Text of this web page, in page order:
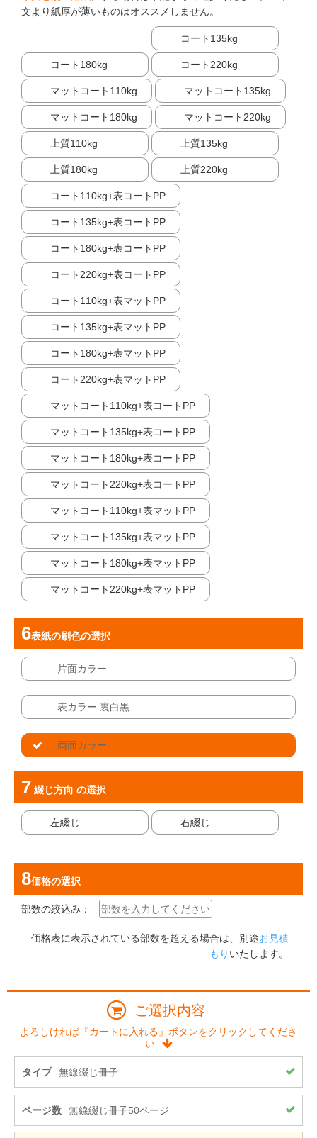
文より紙厚が薄いものはオススメしません。
コート135kg
コート180kg コート220kg
マットコート110kg マットコート135kg
マットコート180kg マットコート220kg
上質110kg 上質135kg
上質180kg 上質220kg
コート110kg+表コートPP
コート135kg+表コートPP
コート180kg+表コートPP
コート220kg+表コートPP
コート110kg+表マットPP
コート135kg+表マットPP
コート180kg+表マットPP
コート220kg+表マットPP
マットコート110kg+表コートPP
マットコート135kg+表コートPP
マットコート180kg+表コートPP
マットコート220kg+表コートPP
マットコート110kg+表マットPP
マットコート135kg+表マットPP
マットコート180kg+表マットPP
マットコート220kg+表マットPP
表紙の刷色の選択
片面カラー
表カラー 裏白黒
両面カラー
綴じ方向 の選択
左綴じ 右綴じ
価格の選択
部数の絞込み：
価格表に表示されている部数を超える場合は、別途お見積
もり いたします。
ご選択内容
よろしければ『カートに入れる』ボタンをクリックしてくださ
い
タイプ 無線綴じ冊子
ページ数 無線綴じ冊子50ページ